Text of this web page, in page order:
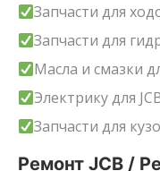
Запчасти для
Запчасти для
Масла и смазки
Электрику для
Запчасти для
Ремонт JCB /